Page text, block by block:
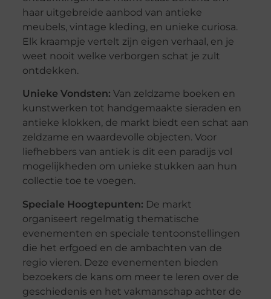
haar uitgebreide aanbod van antieke
meubels, vintage kleding, en unieke curiosa.
Elk kraampje vertelt zijn eigen verhaal, en je
weet nooit welke verborgen schat je zult
ontdekken.
Unieke Vondsten: Van zeldzame boeken en
kunstwerken tot handgemaakte sieraden en
antieke klokken, de markt biedt een schat aan
zeldzame en waardevolle objecten. Voor
liefhebbers van antiek is dit een paradijs vol
mogelijkheden om unieke stukken aan hun
collectie toe te voegen.
Speciale Hoogtepunten: De markt
organiseert regelmatig thematische
evenementen en speciale tentoonstellingen
die het erfgoed en de ambachten van de
regio vieren. Deze evenementen bieden
bezoekers de kans om meer te leren over de
geschiedenis en het vakmanschap achter de